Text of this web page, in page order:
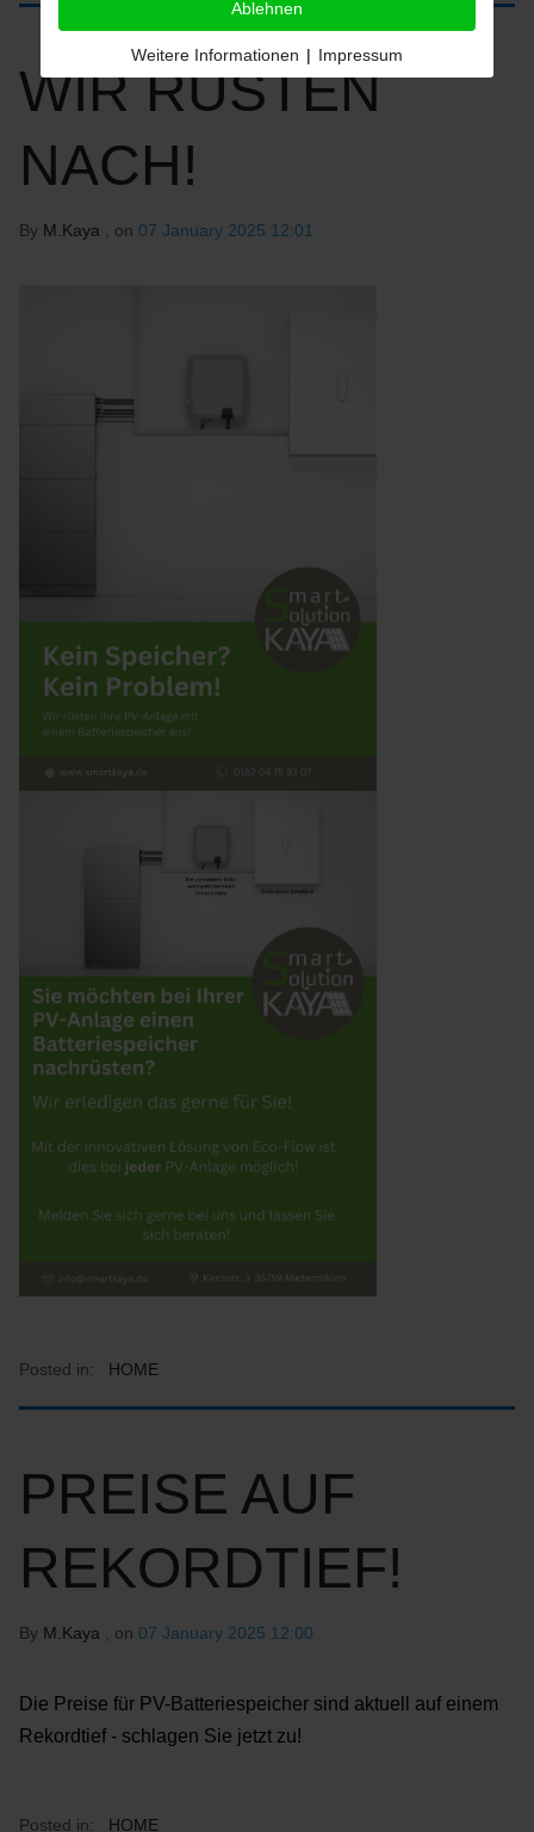
WIR RÜSTEN
NACH!
By M.Kaya , on 07 January 2025 12:01
Posted in: HOME
PREISE AUF
REKORDTIEF!
By M.Kaya , on 07 January 2025 12:00
Die Preise für PV-Batteriespeicher sind aktuell auf einem
Rekordtief - schlagen Sie jetzt zu!
Posted in: HOME
Ablehnen
Weitere Informationen | Impressum